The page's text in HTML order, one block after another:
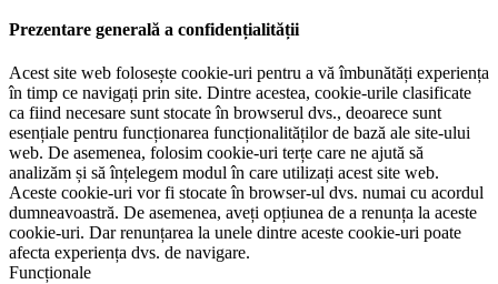
Prezentare generală a confidențialității
Acest site web folosește cookie-uri pentru a vă îmbunătăți experiența
în timp ce navigați prin site. Dintre acestea, cookie-urile clasificate
ca fiind necesare sunt stocate în browserul dvs., deoarece sunt
esențiale pentru funcționarea funcționalităților de bază ale site-ului
web. De asemenea, folosim cookie-uri terțe care ne ajută să
analizăm și să înțelegem modul în care utilizați acest site web.
Aceste cookie-uri vor fi stocate în browser-ul dvs. numai cu acordul
dumneavoastră. De asemenea, aveți opțiunea de a renunța la aceste
cookie-uri. Dar renunțarea la unele dintre aceste cookie-uri poate
afecta experiența dvs. de navigare.
Funcționale